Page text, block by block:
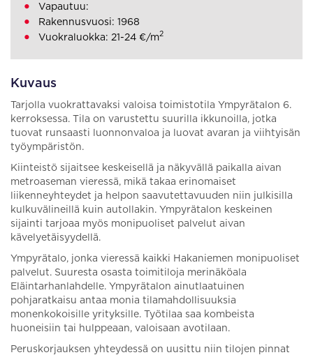
Kuvaus
Tarjolla vuokrattavaksi valoisa toimistotila Ympyrätalon 6.
kerroksessa. Tila on varustettu suurilla ikkunoilla, jotka
tuovat runsaasti luonnonvaloa ja luovat avaran ja viihtyisän
työympäristön.
Kiinteistö sijaitsee keskeisellä ja näkyvällä paikalla aivan
metroaseman vieressä, mikä takaa erinomaiset
liikenneyhteydet ja helpon saavutettavuuden niin julkisilla
kulkuvälineillä kuin autollakin. Ympyrätalon keskeinen
sijainti tarjoaa myös monipuoliset palvelut aivan
kävelyetäisyydellä.
Ympyrätalo, jonka vieressä kaikki Hakaniemen monipuoliset
palvelut. Suuresta osasta toimitiloja merinäköala
Eläintarhanlahdelle. Ympyrätalon ainutlaatuinen
pohjaratkaisu antaa monia tilamahdollisuuksia
monenkokoisille yrityksille. Työtilaa saa kombeista
huoneisiin tai hulppeaan, valoisaan avotilaan.
Peruskorjauksen yhteydessä on uusittu niin tilojen pinnat
Vapautuu:
Rakennusvuosi: 1968
Vuokraluokka: 21-24 €/m2